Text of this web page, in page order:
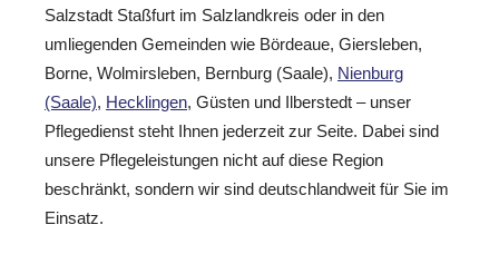
Salzstadt Staßfurt im Salzlandkreis oder in den
umliegenden Gemeinden wie Bördeaue, Giersleben,
Borne, Wolmirsleben, Bernburg (Saale), Nienburg
(Saale), Hecklingen, Güsten und Ilberstedt – unser
Pflegedienst steht Ihnen jederzeit zur Seite. Dabei sind
unsere Pflegeleistungen nicht auf diese Region
beschränkt, sondern wir sind deutschlandweit für Sie im
Einsatz.